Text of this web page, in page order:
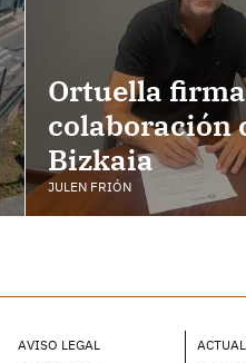
Ortuella
colaboración
Bizkaia
JULEN FRIÓN
AVISO LEGAL